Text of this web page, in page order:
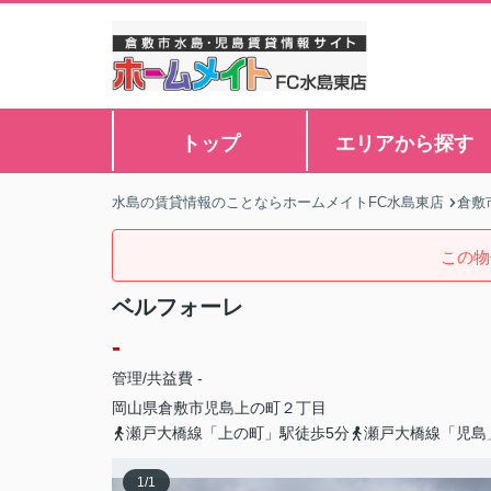
トップ エリアから探す
水島の賃貸情報のことならホームメイトFC水島東店 倉敷
この
ベルフォーレ
-
管理/共益費 -
岡山県倉敷市児島上の町２丁目
瀬戸大橋線「上の町」駅徒歩5分
瀬戸大橋線「児
1/1